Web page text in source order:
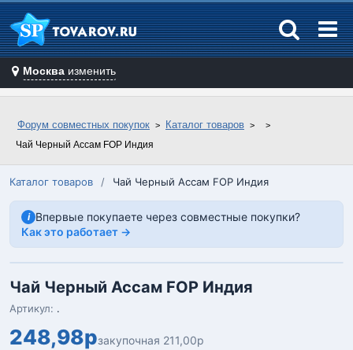
Москва изменить
Форум совместных покупок Каталог товаров
Чай Черный Ассам FOР Индия
Каталог товаров / Чай Черный Ассам FOР Индия
i Впервые покупаете через совместные покупки?
Как это работает →
Чай Черный Ассам FOР Индия
Артикул: .
248,98рзакупочная 211,00р